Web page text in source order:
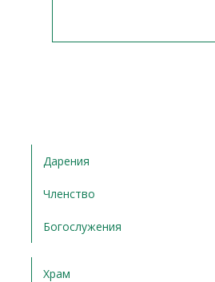
Дарения
Членство
Богослужения
Храм